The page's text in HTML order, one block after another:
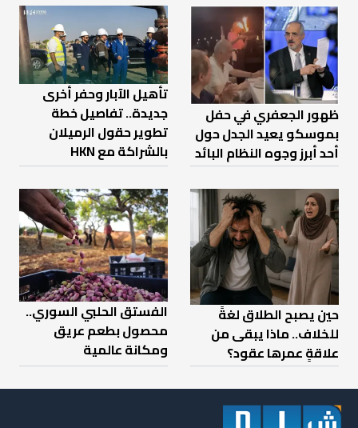
ظهور الجعفري في حفل
بموسكو يعيد الجدل حول
أحد أبرز وجوه النظام البائد
تأهيل الآبار وحفر أخرى
جديدة.. تفاصيل خطة
تطوير حقول الرميلان
بالشراكة مع HKN
حين يصبح الطلاق لغةً
للخلاف.. ماذا يبقى من
علاقةٍ عمرها عقود؟
الفستق الحلبي السوري..
محصول بطعم عريق
ومكانة عالمية